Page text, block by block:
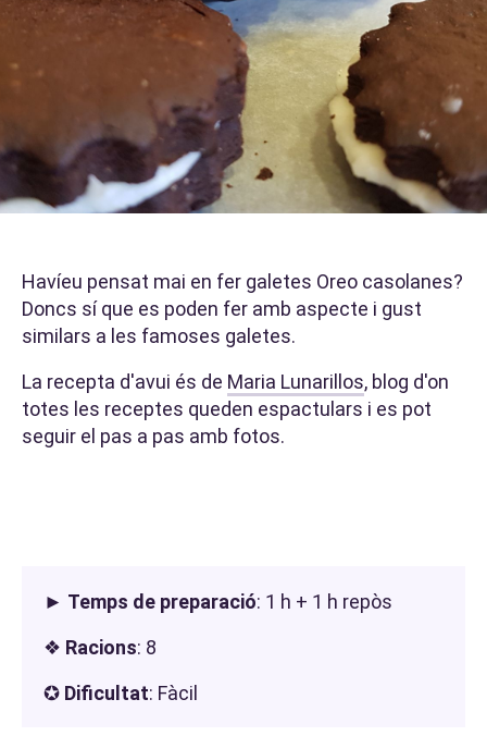
Havíeu pensat mai en fer galetes Oreo casolanes?
Doncs sí que es poden fer amb aspecte i gust
similars a les famoses galetes.
La recepta d'avui és de Maria Lunarillos, blog d'on
totes les receptes queden espactulars i es pot
seguir el pas a pas amb fotos.
► Temps de preparació: 1 h + 1 h repòs
❖ Racions: 8
✪ Dificultat: Fàcil